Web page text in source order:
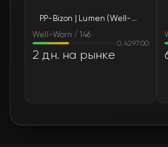
FN
FN
PP-Bizon | Lumen (Well-Worn)
Well-Worn / 146
0.429700
2 дн. на рынке